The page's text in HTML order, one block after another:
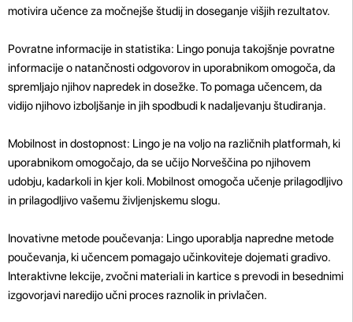
motivira učence za močnejše študij in doseganje višjih rezultatov.
Povratne informacije in statistika: Lingo ponuja takojšnje povratne
informacije o natančnosti odgovorov in uporabnikom omogoča, da
spremljajo njihov napredek in dosežke. To pomaga učencem, da
vidijo njihovo izboljšanje in jih spodbudi k nadaljevanju študiranja.
Mobilnost in dostopnost: Lingo je na voljo na različnih platformah, ki
uporabnikom omogočajo, da se učijo Norveščina po njihovem
udobju, kadarkoli in kjer koli. Mobilnost omogoča učenje prilagodljivo
in prilagodljivo vašemu življenjskemu slogu.
Inovativne metode poučevanja: Lingo uporablja napredne metode
poučevanja, ki učencem pomagajo učinkoviteje dojemati gradivo.
Interaktivne lekcije, zvočni materiali in kartice s prevodi in besednimi
izgovorjavi naredijo učni proces raznolik in privlačen.